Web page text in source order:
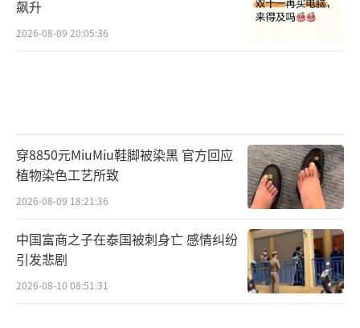
飙升
2026-08-09 20:05:36
穿8850元MiuMiu鞋脚被染黑 官方回应
植物染色工艺所致
2026-08-09 18:21:36
中国富商之子在泰国被刺身亡 感情纠纷
引发悲剧
2026-08-10 08:51:31